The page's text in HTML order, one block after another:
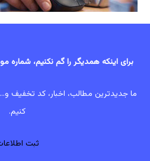
برای اینکه همدیگر را گم نکنیم، شماره
ما جدیدترین مطالب، اخبار، کد تخفیف
کنیم.
ثبت